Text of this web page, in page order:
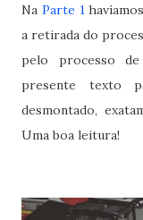
Na Parte 1
a retirada do
pelo processo
presente texto
desmontado,
Uma boa leitura!